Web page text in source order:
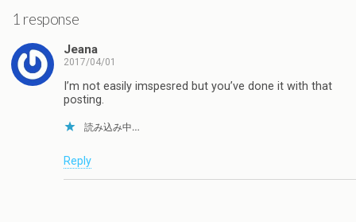
1 response
Jeana
2017/04/01
I’m not easily imspesred but you’ve done it with that
posting.
読み込み中…
Reply